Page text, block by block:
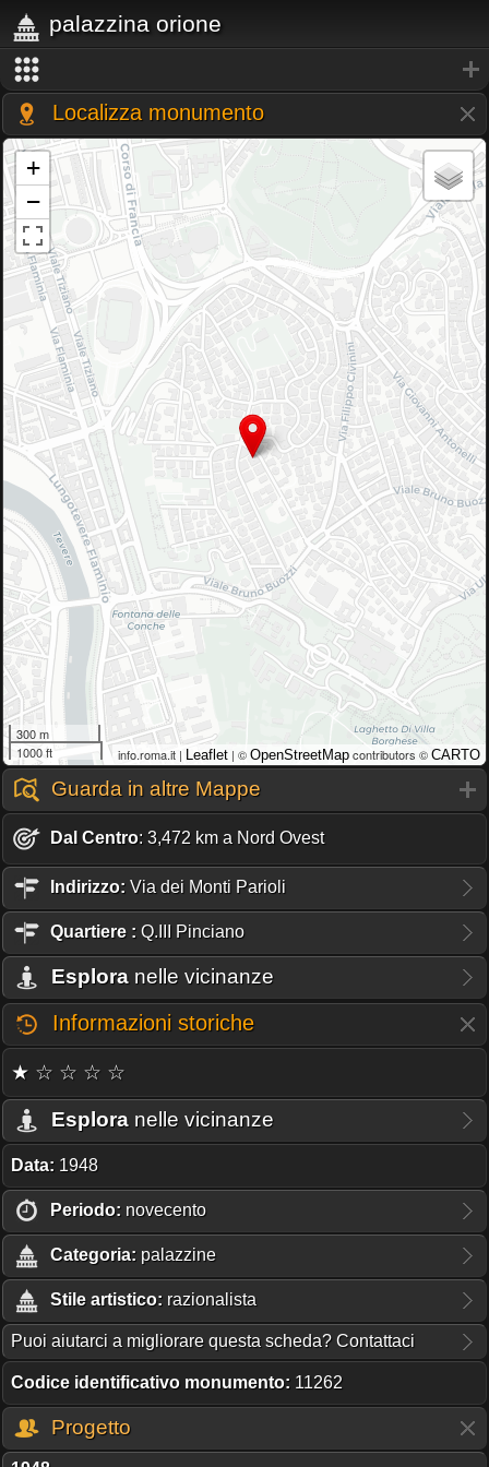
palazzina orione
Localizza monumento
+
−
300 m
1000 ft
info.roma.it | Leaflet | © OpenStreetMap contributors © CARTO
Guarda in altre Mappe
Dal Centro: 3,472 km a Nord Ovest
Indirizzo: Via dei Monti Parioli
Quartiere : Q.III Pinciano
Esplora nelle vicinanze
Informazioni storiche
★ ☆ ☆ ☆ ☆
Esplora nelle vicinanze
Data: 1948
Periodo: novecento
Categoria: palazzine
Stile artistico: razionalista
Puoi aiutarci a migliorare questa scheda? Contattaci
Codice identificativo monumento: 11262
Progetto